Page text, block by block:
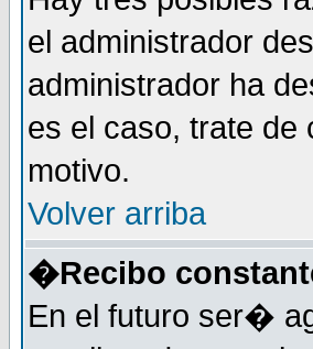
el administrador
administrador ha
es el caso, trate
motivo.
Volver arriba
�Recibo
En el futuro ser�